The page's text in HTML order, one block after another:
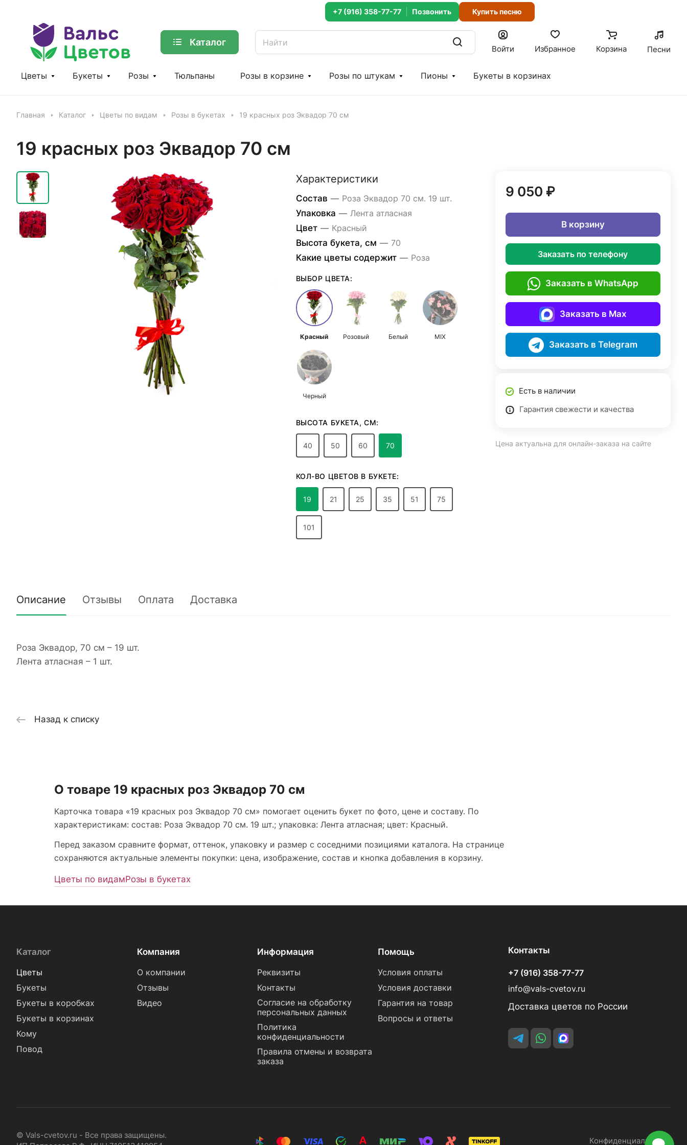
+7 (916) 358-77-77 Купить песню
Каталог
Войти Избранное Корзина Песни
Цветы Букеты Розы Тюльпаны Розы в корзине Розы по штукам Пионы Букеты в корзинах
Главная Каталог Цветы по видам Розы в букетах 19 красных роз Эквадор 70 см
19 красных роз Эквадор 70 см
Характеристики
Состав — Роза Эквадор 70 см. 19 шт.
Упаковка — Лента атласная
Цвет — Красный
Высота букета, см — 70
Какие цветы содержит — Роза
ВЫБОР ЦВЕТА:
Красный Розовый Белый MIX
Черный
ВЫСОТА БУКЕТА, СМ:
40 50 60 70
КОЛ-ВО ЦВЕТОВ В БУКЕТЕ:
19 21 25 35 51 75
101
9 050 ₽
В корзину
Заказать по телефону
Заказать в WhatsApp
Заказать в Max
Заказать в Telegram
Есть в наличии
Гарантия свежести и качества
Цена актуальна для онлайн-заказа на сайте
Описание Отзывы Оплата Доставка
Роза Эквадор, 70 см – 19 шт.
Лента атласная – 1 шт.
Назад к списку
О товаре 19 красных роз Эквадор 70 см
Карточка товара «19 красных роз Эквадор 70 см» помогает оценить букет по фото, цене и составу. По
характеристикам: состав: Роза Эквадор 70 см. 19 шт.; упаковка: Лента атласная; цвет: Красный.
Перед заказом сравните формат, оттенок, упаковку и размер с соседними позициями каталога. На странице
сохраняются актуальные элементы покупки: цена, изображение, состав и кнопка добавления в корзину.
Цветы по видамРозы в букетах
Каталог
Цветы
Букеты
Букеты в коробках
Букеты в корзинах
Кому
Повод
Компания
О компании
Отзывы
Видео
Информация
Реквизиты
Контакты
Согласие на обработку
персональных данных
Политика
конфиденциальности
Правила отмены и возврата
заказа
Помощь
Условия оплаты
Условия доставки
Гарантия на товар
Вопросы и ответы
Контакты
+7 (916) 358-77-77
info@vals-cvetov.ru
Доставка цветов по России
© Vals-cvetov.ru - Все права защищены.
Конфиденциальность